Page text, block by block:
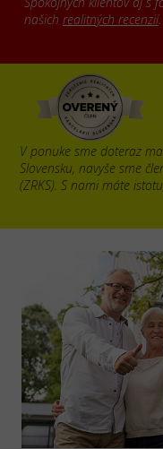
našich realitných recenzií.
V ponuke sme doteraz
Slovensku, navyše sme
(ZRKS). S nami máte